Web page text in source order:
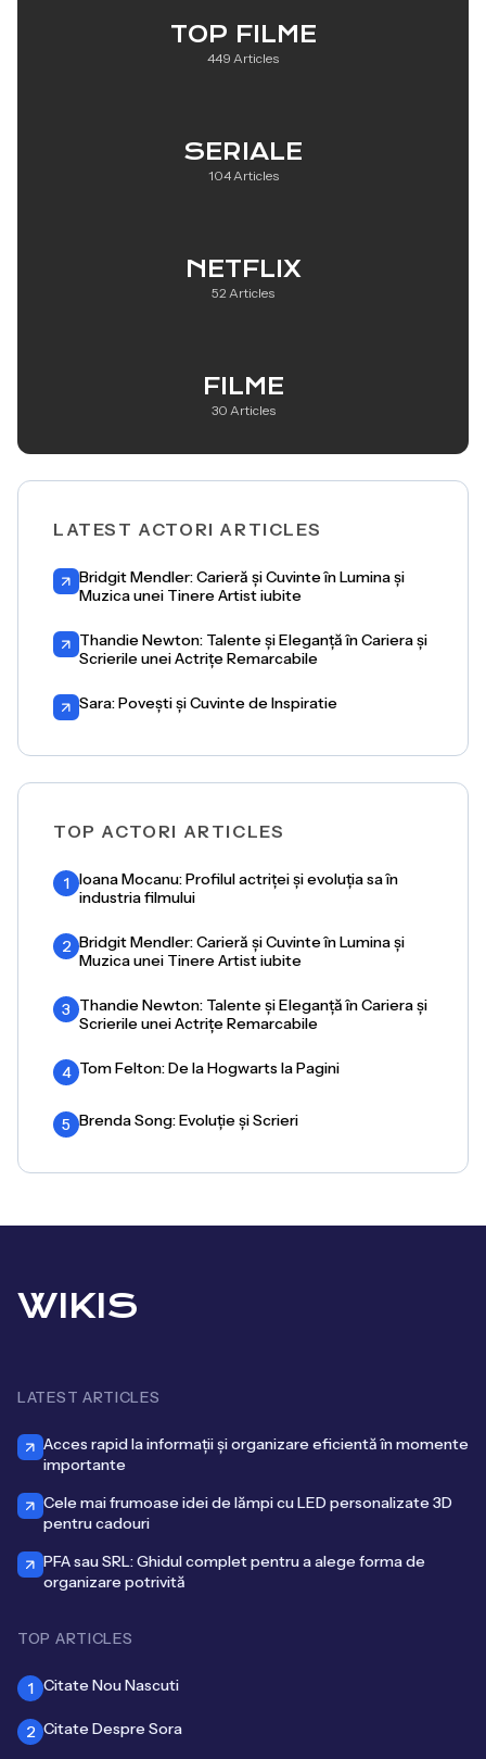
TOP FILME
449 Articles
SERIALE
104 Articles
NETFLIX
52 Articles
FILME
30 Articles
LATEST ACTORI ARTICLES
Bridgit Mendler: Carieră și Cuvinte în Lumina și
Muzica unei Tinere Artist iubite
Thandie Newton: Talente și Eleganță în Cariera și
Scrierile unei Actrițe Remarcabile
Sara: Povești și Cuvinte de Inspiratie
TOP ACTORI ARTICLES
1 Ioana Mocanu: Profilul actriței și evoluția sa în
industria filmului
2 Bridgit Mendler: Carieră și Cuvinte în Lumina și
Muzica unei Tinere Artist iubite
3 Thandie Newton: Talente și Eleganță în Cariera și
Scrierile unei Actrițe Remarcabile
4 Tom Felton: De la Hogwarts la Pagini
5 Brenda Song: Evoluție și Scrieri
WIKIS
LATEST ARTICLES
Acces rapid la informații și organizare eficientă în momente
importante
Cele mai frumoase idei de lămpi cu LED personalizate 3D
pentru cadouri
PFA sau SRL: Ghidul complet pentru a alege forma de
organizare potrivită
TOP ARTICLES
1 Citate Nou Nascuti
2 Citate Despre Sora